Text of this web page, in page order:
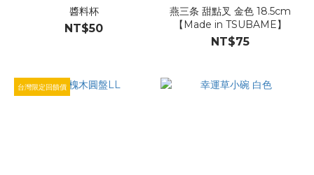
醬料杯
NT$50
燕三条 甜點叉 金色 18.5cm
【Made in TSUBAME】
NT$75
台灣限定回饋價